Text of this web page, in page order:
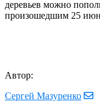
деревьев можно
произошедшим 25
Автор:
Сергей Мазуренко